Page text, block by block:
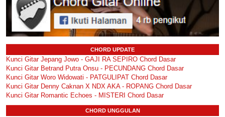
CHORD UPDATE
Kunci Gitar Jepang Jowo - GAJI RA SEPIRO Chord Dasar
Kunci Gitar Betrand Putra Onsu - PECUNDANG Chord Dasar
Kunci Gitar Woro Widowati - PATGULIPAT Chord Dasar
Kunci Gitar Denny Caknan X NDX AKA - ROPANG Chord Dasar
Kunci Gitar Romantic Echoes - MISTERI Chord Dasar
CHORD UNGGULAN